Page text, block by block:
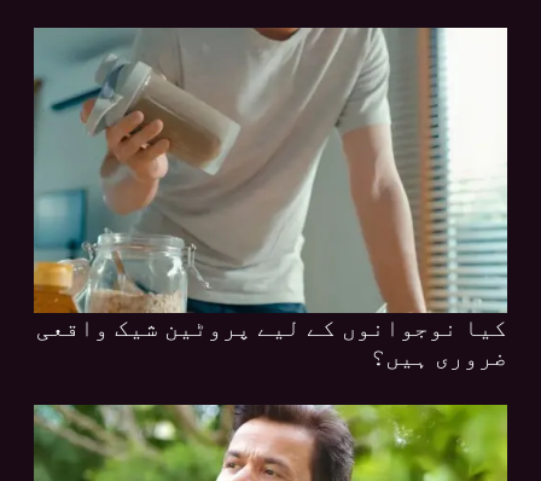
کیا نوجوانوں کے لیے پروٹین شیک واقعی
ضروری ہیں؟